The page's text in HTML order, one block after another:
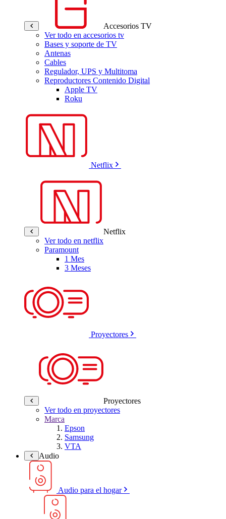
Accesorios TV
Ver todo en accesorios tv
Bases y soporte de TV
Antenas
Cables
Regulador, UPS y Multitoma
Reproductores Contenido Digital
Apple TV
Roku
Netflix
Netflix
Ver todo en netflix
Paramount
1 Mes
3 Meses
Proyectores
Proyectores
Ver todo en proyectores
Marca
Epson
Samsung
VTA
Audio
Audio para el hogar